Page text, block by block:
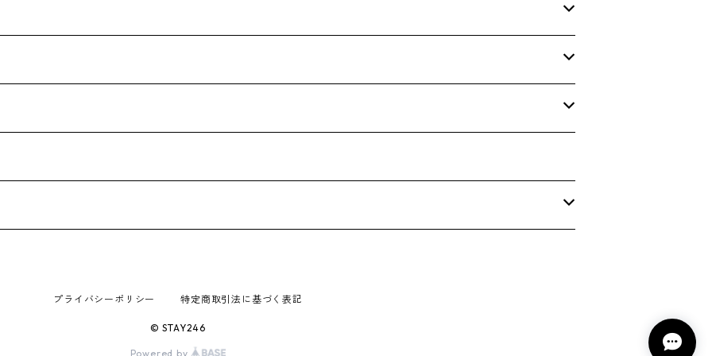
プライバシーポリシー 特定商取引法に基づく表記
© STAY246
Powered by